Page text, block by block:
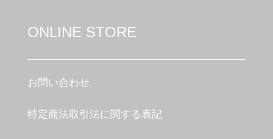
ONLINE STORE
お問い合わせ
特定商法取引法に関する表記